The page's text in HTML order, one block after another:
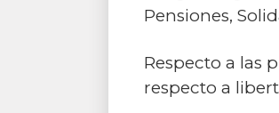
Pensiones,
Respecto a las
respecto a